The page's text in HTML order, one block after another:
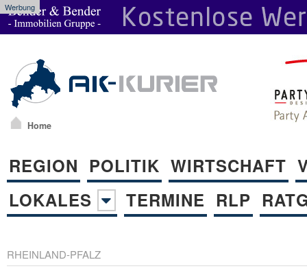
Werbung
Home
REGION POLITIK WIRTSCHAFT
LOKALES
TERMINE RLP
RHEINLAND-PFALZ